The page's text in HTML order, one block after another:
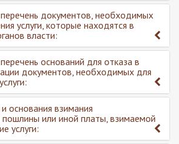
документов, необходимых
услуги, которые находятся в
власти:
оснований для отказа в
документов, необходимых для
основания взимания
пошлины или иной платы, взимаемой
услуги: